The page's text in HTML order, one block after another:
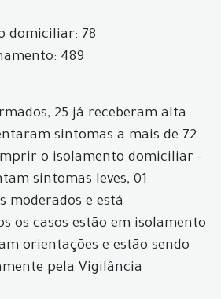
domiciliar: 78
489
25 já receberam alta
sintomas a mais de 72
o isolamento domiciliar -
sintomas leves, 01
moderados e está
os casos estão em isolamento
orientações e estão sendo
pela Vigilância